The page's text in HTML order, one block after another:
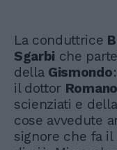
La conduttrice
Sgarbi che
della Gismondo
il dottor Romano
scienziati e
cose avvedute
signore che fa